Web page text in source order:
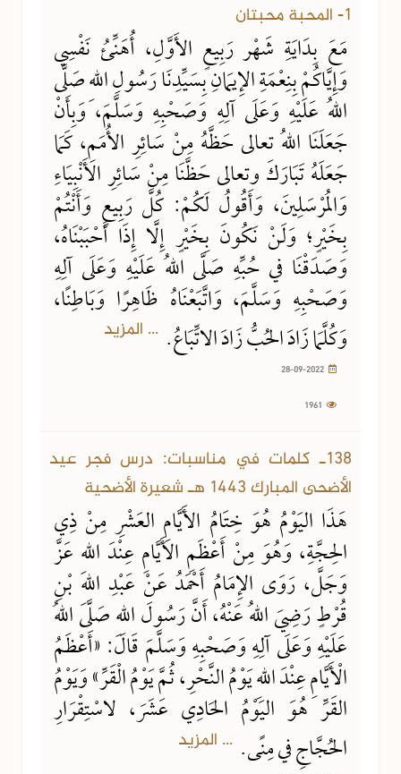
1- المحبة محبتان
مَعَ بِدَايَةِ شَهْر رَبِيعٍ الأَوَّلِ، أُهَنِّئُ نَفْسِي
وَإِيَّاكُمْ بِنِعْمَةِ الإِيمَانِ بِسَيِّدِنَا رَسُولِ اللهِ صَلَّى
اللهُ عَلَيْهِ وَعَلَى آلِهِ وَصَحْبِهِ وَسَلَّمَ، وَبِأَنْ
جَعَلَنَا اللهُ تعالى حَظَّهُ مِنْ سَائِرِ الأُمَمِ، كَمَا
جَعَلَهُ تَبَارَكَ وتعالى حَظَّنَا مِنْ سَائِرِ الأَنْبِيَاءِ
وَالمُرْسَلِينَ، وَأَقُولُ لَكُمْ: كُلَّ رَبِيعٍ وَأَنْتُمْ
بِخَيْرٍ؛ وَلَنْ نَكُونَ بِخَيْرٍ إِلَّا إِذَا أَحْبَبْنَاهُ،
وَصَدَقْنَا في حُبِّهِ صَلَّى اللهُ عَلَيْهِ وَعَلَى آلِهِ
وَصَحْبِهِ وَسَلَّمَ، وَاتَّبَعْنَاهُ ظَاهِرًا وَبَاطِنًا،
وَكُلَّمَا زَادَ الحُبُّ زَادَ الاتِّبَاعُ. ... المزيد
138ـ كلمات في مناسبات: درس فجر عيد
الأضحى المبارك 1443 هـ شعيرة الأضحية
هَذَا اليَوْمُ هُوَ خِتَامُ الأَيَّامِ العَشْرِ مِنْ ذِي
الحِجَّةِ، وَهُوَ مِنْ أَعْظَمِ الأَيَّامِ عِنْدَ اللهِ عَزَّ
وَجَلَّ، رَوَى الإِمَامُ أَحْمَدُ عَنْ عَبْدِ اللهِ بْنِ
قُرْطٍ رَضِيَ اللهُ عَنْهُ، أَنَّ رَسُولَ اللهِ صَلَّى اللهُ
عَلَيْهِ وَعَلَى آلِهِ وَصَحْبِهِ وَسَلَّمَ قَالَ: «أَعْظَمُ
الْأَيَّامِ عِنْدَ اللهِ يَوْمُ النَّحْرِ، ثُمَّ يَوْمُ الْقَرِّ» وَيَوْمُ
القَرِّ هُوَ اليَوْمُ الحَادِي عَشَرَ، لاسْتِقْرَارِ
الحُجَّاجِ في مِنًى. ... المزيد